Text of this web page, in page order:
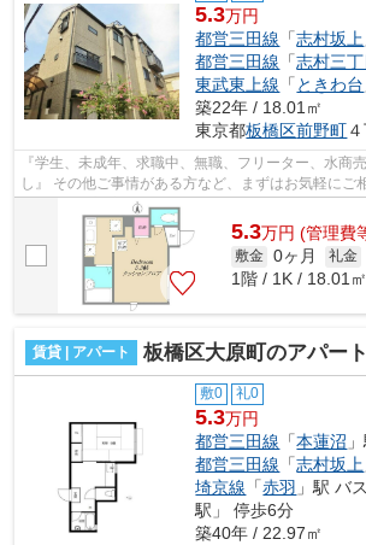
5.3万円
都営三田線 「志村坂上
都営三田線 「志村三丁
東武東上線 「 ときわ台
築22年 / 18.01㎡
東京都板橋区前野町
『学生、未成年、求職中、無職、フリーター、水商
し』 その他ご事情がある方など、まずはお気軽にご
スタッフが対応致しますのでご希望...
5.3万円 (管理費
敷金 0ヶ月 礼金
1階 / 1K / 18.01㎡
賃貸 | アパート 板橋区大原町のアパート
敷0 礼0
5.3万円
都営三田線 「本蓮沼
都営三田線 「志村坂上
埼京線 「赤羽 」駅 バ
駅」 停歩6分
築40年 / 22.97㎡